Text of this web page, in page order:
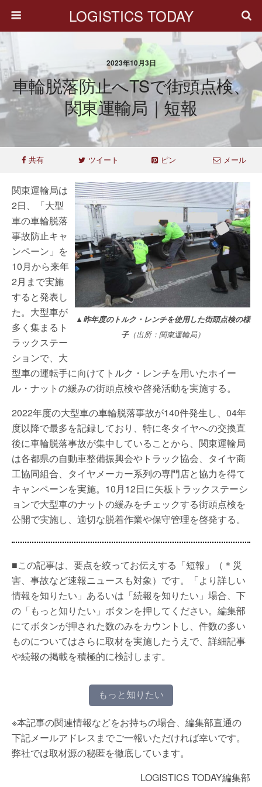
LOGISTICS TODAY
2023年10月3日
車輪脱落防止へTSで街頭点検、
関東運輸局｜短報
共有 ツイート ピン メール
▲昨年度のトルク・レンチを使用した街頭点検の様
子（出所：関東運輸局）
関東運輸局は
2日、「大型
車の車輪脱落
事故防止キャ
ンペーン」を
10月から来年
2月まで実施
すると発表し
た。大型車が
多く集まるト
ラックステー
ションで、大
型車の運転手に向けてトルク・レンチを用いたホイー
ル・ナットの緩みの街頭点検や啓発活動を実施する。
2022年度の大型車の車輪脱落事故が140件発生し、04年
度以降で最多を記録しており、特に冬タイヤへの交換直
後に車輪脱落事故が集中していることから、関東運輸局
は各都県の自動車整備振興会やトラック協会、タイヤ商
工協同組合、タイヤメーカー系列の専門店と協力を得て
キャンペーンを実施。10月12日に矢板トラックステーシ
ョンで大型車のナットの緩みをチェックする街頭点検を
公開で実施し、適切な脱着作業や保守管理を啓発する。
■この記事は、要点を絞ってお伝えする「短報」（＊災
害、事故など速報ニュースも対象）です。「より詳しい
情報を知りたい」あるいは「続報を知りたい」場合、下
の「もっと知りたい」ボタンを押してください。編集部
にてボタンが押された数のみをカウントし、件数の多い
ものについてはさらに取材を実施したうえで、詳細記事
や続報の掲載を積極的に検討します。
もっと知りたい
※本記事の関連情報などをお持ちの場合、編集部直通の
下記メールアドレスまでご一報いただければ幸いです。
弊社では取材源の秘匿を徹底しています。
LOGISTICS TODAY編集部